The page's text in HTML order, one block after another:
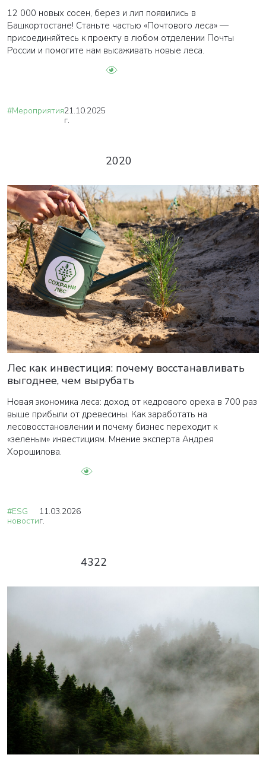
12 000 новых сосен, берез и лип появились в
Башкортостане! Станьте частью «Почтового леса» —
присоединяйтесь к проекту в любом отделении Почты
России и помогите нам высаживать новые леса.
#Мероприятия21.10.2025
г.
2020
Лес как инвестиция: почему восстанавливать
выгоднее, чем вырубать
Новая экономика леса: доход от кедрового ореха в 700 раз
выше прибыли от древесины. Как заработать на
лесовосстановлении и почему бизнес переходит к
«зеленым» инвестициям. Мнение эксперта Андрея
Хорошилова.
#ESG
новости
11.03.2026
г.
4322